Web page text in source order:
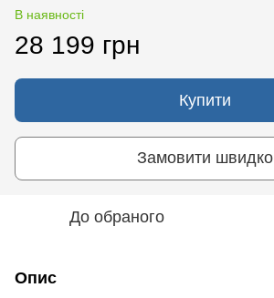
В наявності
28 199 грн
Купити
Замовити швидко
До обраного
Опис